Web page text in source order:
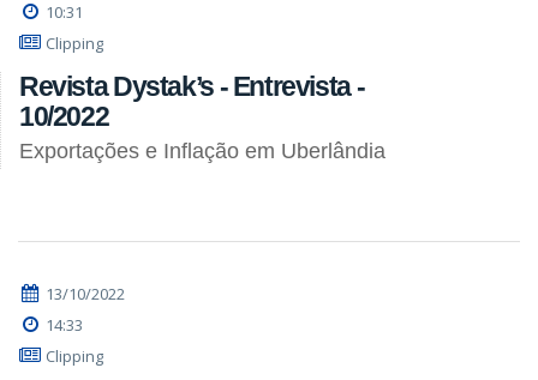
10:31
Clipping
Revista Dystak’s - Entrevista -
10/2022
Exportações e Inflação em Uberlândia
13/10/2022
14:33
Clipping